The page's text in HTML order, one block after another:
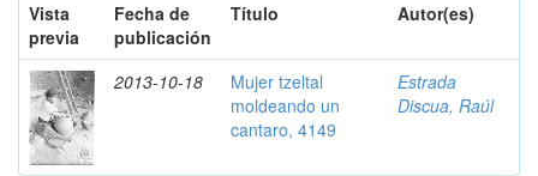
Vista
previa
Fecha de
publicación
Título Autor(es)
2013-10-18
Mujer tzeltal
moldeando un
cantaro, 4149
Estrada
Discua, Raúl